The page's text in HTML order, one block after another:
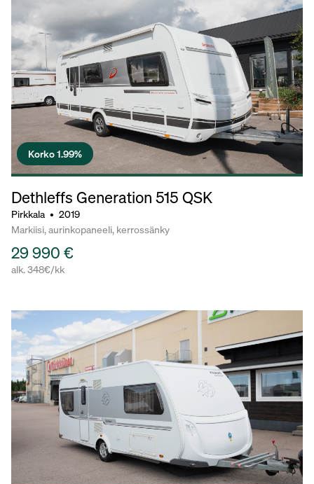
Korko 1.99%
Dethleffs Generation 515 QSK
Pirkkala • 2019
Markiisi, aurinkopaneeli, kerrossänky
29 990 €
alk. 348€/kk